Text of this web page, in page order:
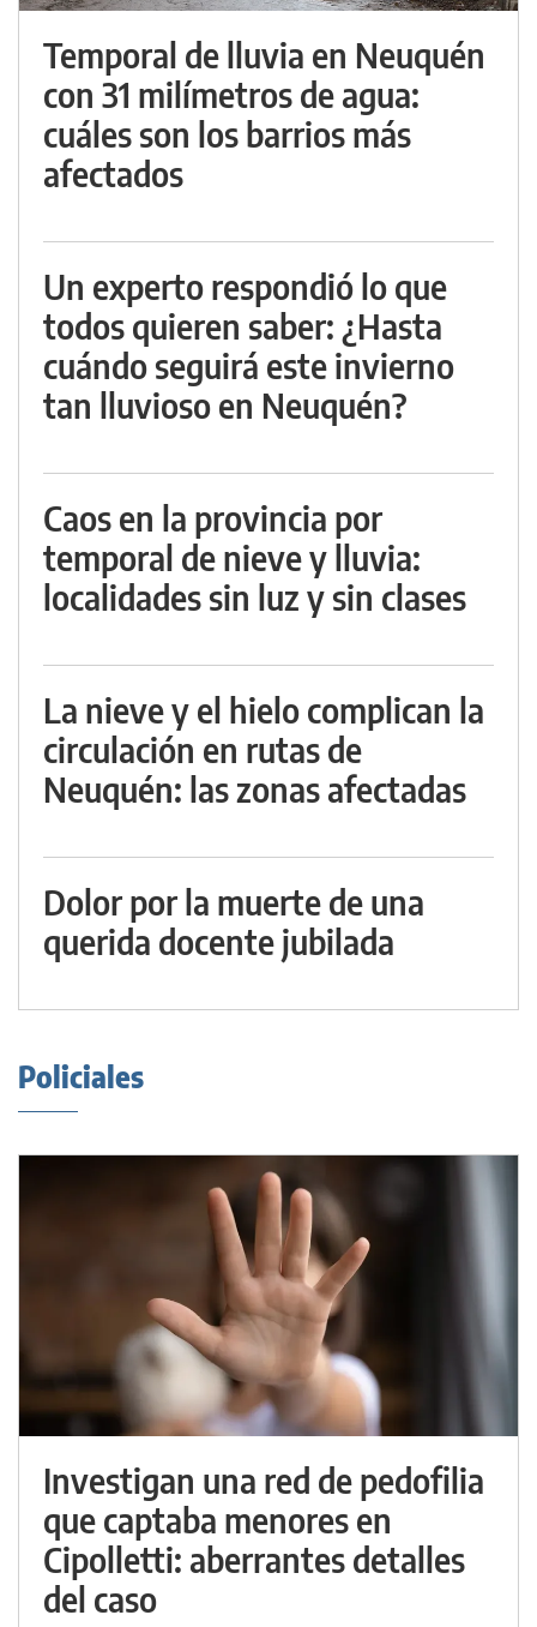
Temporal de lluvia en Neuquén
con 31 milímetros de agua:
cuáles son los barrios más
afectados
Un experto respondió lo que
todos quieren saber: ¿Hasta
cuándo seguirá este invierno
tan lluvioso en Neuquén?
Caos en la provincia por
temporal de nieve y lluvia:
localidades sin luz y sin clases
La nieve y el hielo complican la
circulación en rutas de
Neuquén: las zonas afectadas
Dolor por la muerte de una
querida docente jubilada
Policiales
Investigan una red de pedofilia
que captaba menores en
Cipolletti: aberrantes detalles
del caso